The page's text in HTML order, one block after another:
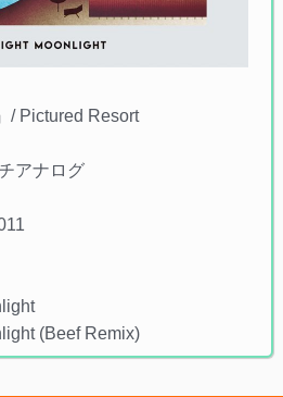
/ Pictured Resort
アナログ
(Beef Remix)